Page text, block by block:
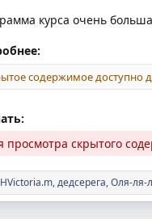
курса очень
содержимое доступно
просмотра скрытого
,дедсерега,Оля-ля-